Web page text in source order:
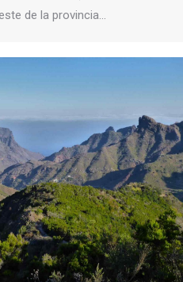
de la provincia…